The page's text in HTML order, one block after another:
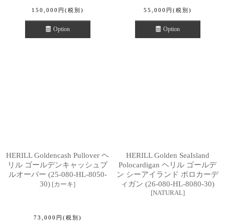
150,000 円 (税別)
Option
55,000 円 (税別)
Option
HERILL Goldencash Pullover ヘ
リル ゴールデンキャッシュプ
ルオーバー (25-080-HL-8050-
30) [カーキ]
73,000 円 (税別)
HERILL Golden SeaIsland
Polocardigan ヘリル ゴールデ
ン シーアイランド ポロカーデ
ィガン (26-080-HL-8080-30)
[NATURAL]